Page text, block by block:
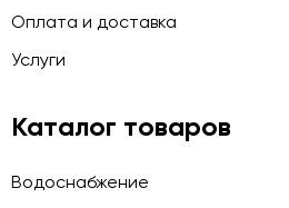
Оплата и доставка
Услуги
Каталог товаров
Водоснабжение